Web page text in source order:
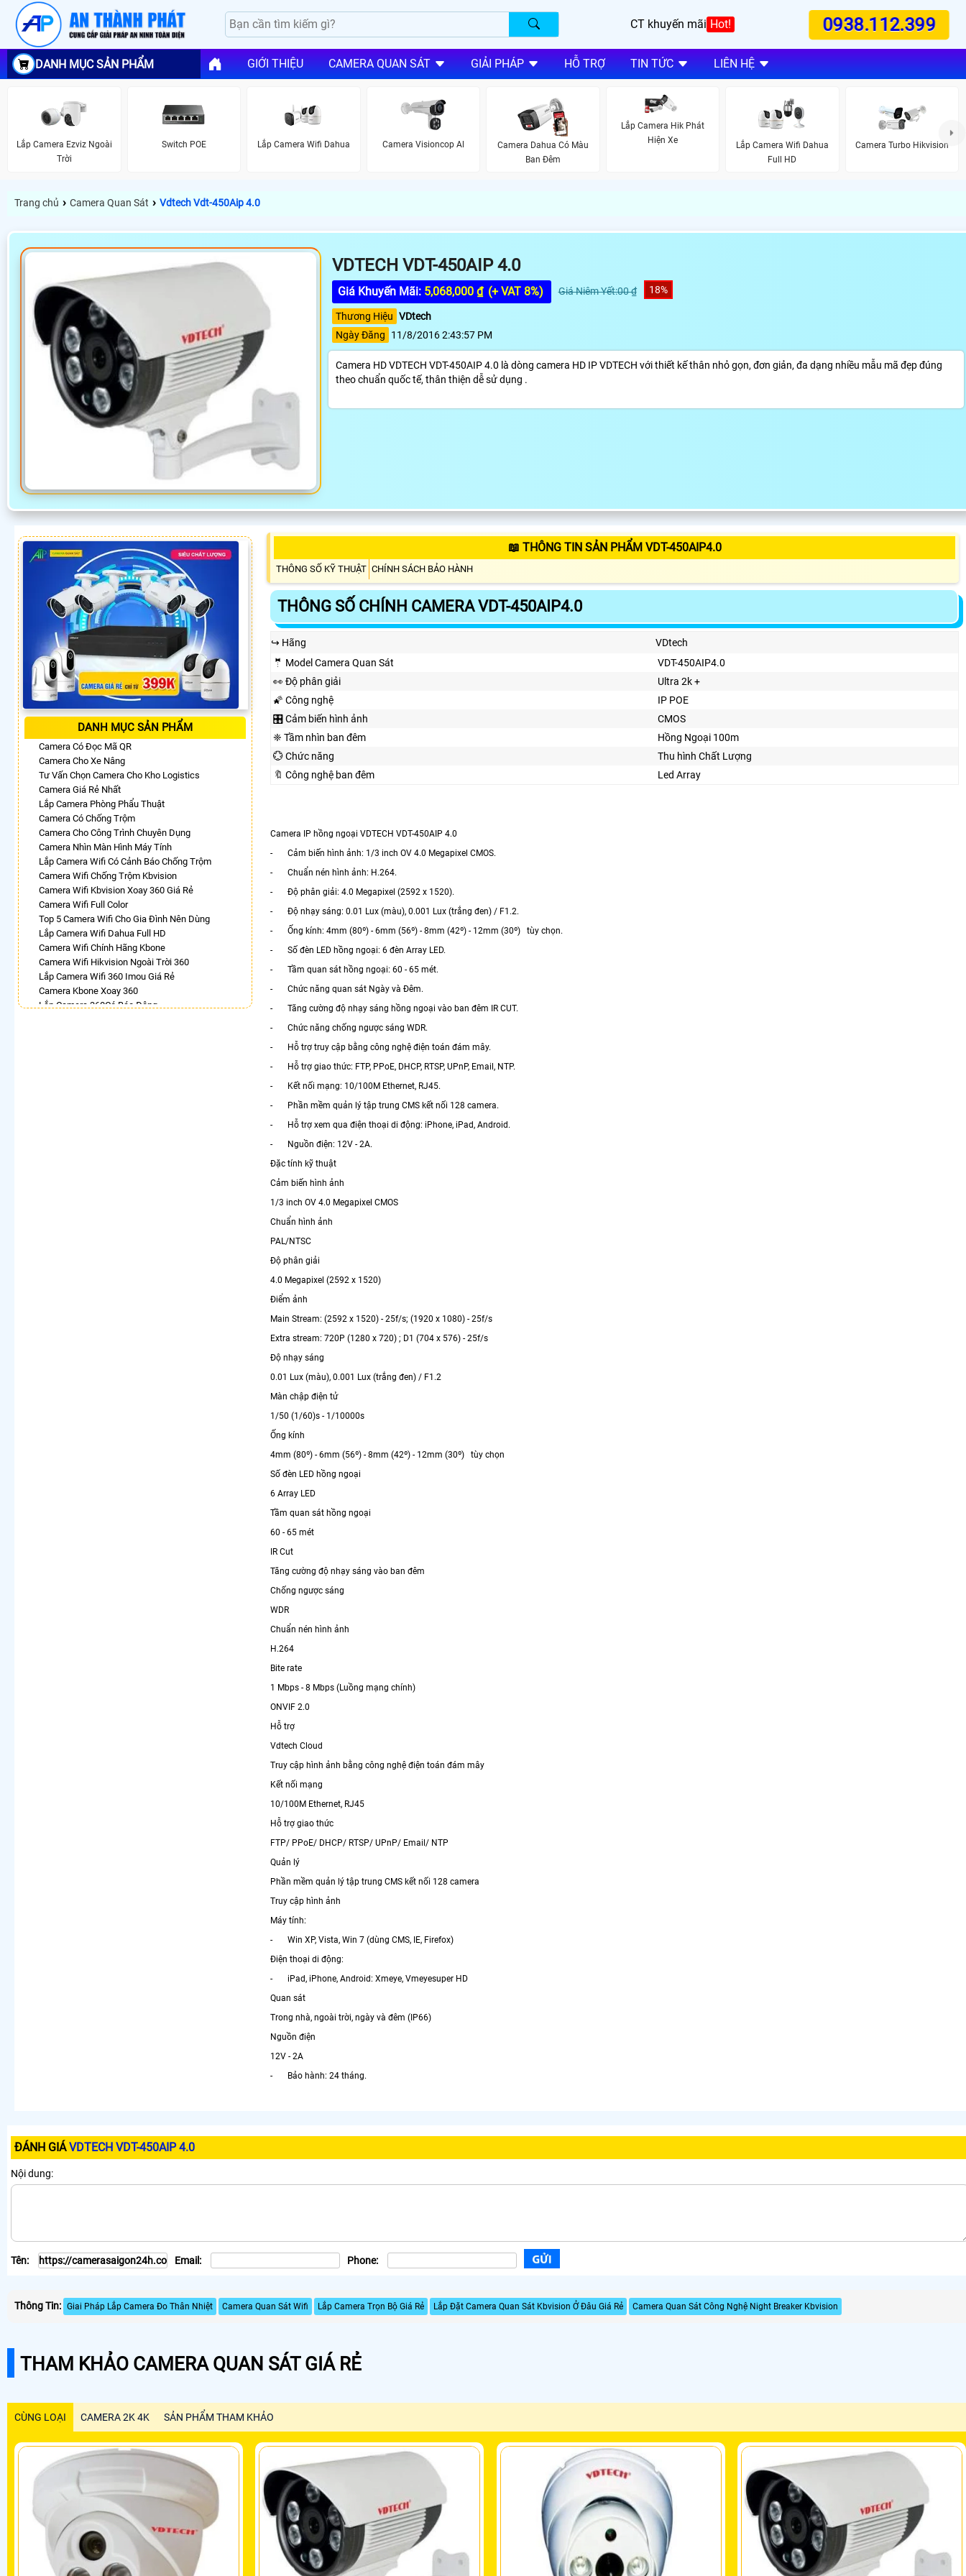
CT khuyến mãi Hot! 0938.112.399
DANH MỤC SẢN PHẨM GIỚI THIỆU CAMERA QUAN SÁT GIẢI PHÁP HỖ TRỢ TIN TỨC LIÊN HỆ
Lắp Camera Ezviz Ngoài
Trời
Switch POE Lắp Camera Wifi Dahua Camera Visioncop Al
Camera Dahua Có Màu
Ban Đêm
Lắp Camera Hik Phát
Hiện Xe
Lắp Camera Wifi Dahua
Full HD
Camera Turbo Hikvision
Trang chủ › Camera Quan Sát › Vdtech Vdt-450Aip 4.0
VDTECH VDT-450AIP 4.0
Giá Khuyến Mãi: 5,068,000 ₫ (+ VAT 8%) Giá Niêm Yết:00 ₫ 18%
Thương Hiệu VDtech
Ngày Đăng
11/8/2016 2:43:57 PM
Camera HD VDTECH VDT-450AIP 4.0 là dòng camera HD IP VDTECH với thiết kế thân nhỏ gọn, đơn giản, đa dạng nhiều mẫu mã đẹp đúng
theo chuẩn quốc tế, thân thiện dễ sử dụng .
DANH MỤC SẢN PHẨM
Camera Có Đọc Mã QR
Camera Cho Xe Nâng
Tư Vấn Chọn Camera Cho Kho Logistics
Camera Giá Rẻ Nhất
Lắp Camera Phòng Phẩu Thuật
Camera Có Chống Trộm
Camera Cho Công Trình Chuyên Dụng
Camera Nhìn Màn Hình Máy Tính
Lắp Camera Wifi Có Cảnh Báo Chống Trộm
Camera Wifi Chống Trộm Kbvision
Camera Wifi Kbvision Xoay 360 Giá Rẻ
Camera Wifi Full Color
Top 5 Camera Wifi Cho Gia Đình Nên Dùng
Lắp Camera Wifi Dahua Full HD
Camera Wifi Chính Hãng Kbone
Camera Wifi Hikvision Ngoài Trời 360
Lắp Camera Wifi 360 Imou Giá Rẻ
Camera Kbone Xoay 360
Lắp Camera 360Có Báo Động
📖 THÔNG TIN SẢN PHẨM VDT-450AIP4.0
THÔNG SỐ KỸ THUẬT CHÍNH SÁCH BẢO HÀNH
THÔNG SỐ CHÍNH CAMERA VDT-450AIP4.0
↪️ Hãng
VDtech
🤵 Model Camera Quan Sát
VDT-450AIP4.0
️👀 Độ phân giải
Ultra 2k +
🌠 Công nghệ
IP POE
🎛 Cảm biến hình ảnh
CMOS
❈ Tầm nhìn ban đêm
Hồng Ngoại 100m
💮 Chức năng
Thu hình Chất Lượng
🔖 Công nghệ ban đêm
Led Array
Camera IP hồng ngoại VDTECH VDT-450AIP 4.0
- Cảm biến hình ảnh: 1/3 inch OV 4.0 Megapixel CMOS.
- Chuẩn nén hình ảnh: H.264.
- Độ phân giải: 4.0 Megapixel (2592 x 1520).
- Độ nhạy sáng: 0.01 Lux (màu), 0.001 Lux (trắng đen) / F1.2.
- Ống kính: 4mm (80º) - 6mm (56º) - 8mm (42º) - 12mm (30º) tùy chọn.
- Số đèn LED hồng ngoại: 6 đèn Array LED.
- Tầm quan sát hồng ngoại: 60 - 65 mét.
- Chức năng quan sát Ngày và Đêm.
- Tăng cường độ nhạy sáng hồng ngoại vào ban đêm IR CUT.
- Chức năng chống ngược sáng WDR.
- Hỗ trợ truy cập bằng công nghệ điện toán đám mây.
- Hỗ trợ giao thức: FTP, PPoE, DHCP, RTSP, UPnP, Email, NTP.
- Kết nối mạng: 10/100M Ethernet, RJ45.
- Phần mềm quản lý tập trung CMS kết nối 128 camera.
- Hỗ trợ xem qua điện thoại di động: iPhone, iPad, Android.
- Nguồn điện: 12V - 2A.
Đặc tính kỹ thuật
Cảm biến hình ảnh
1/3 inch OV 4.0 Megapixel CMOS
Chuẩn hình ảnh
PAL/NTSC
Độ phân giải
4.0 Megapixel (2592 x 1520)
Điểm ảnh
Main Stream: (2592 x 1520) - 25f/s; (1920 x 1080) - 25f/s
Extra stream: 720P (1280 x 720) ; D1 (704 x 576) - 25f/s
Độ nhạy sáng
0.01 Lux (màu), 0.001 Lux (trắng đen) / F1.2
Màn chập điện tử
1/50 (1/60)s - 1/10000s
Ống kính
4mm (80º) - 6mm (56º) - 8mm (42º) - 12mm (30º) tùy chọn
Số đèn LED hồng ngoại
6 Array LED
Tầm quan sát hồng ngoại
60 - 65 mét
IR Cut
Tăng cường độ nhạy sáng vào ban đêm
Chống ngược sáng
WDR
Chuẩn nén hình ảnh
H.264
Bite rate
1 Mbps - 8 Mbps (Luồng mạng chính)
ONVIF 2.0
Hỗ trợ
Vdtech Cloud
Truy cập hình ảnh bằng công nghệ điện toán đám mây
Kết nối mạng
10/100M Ethernet, RJ45
Hỗ trợ giao thức
FTP/ PPoE/ DHCP/ RTSP/ UPnP/ Email/ NTP
Quản lý
Phần mềm quản lý tập trung CMS kết nối 128 camera
Truy cập hình ảnh
Máy tính:
- Win XP, Vista, Win 7 (dùng CMS, IE, Firefox)
Điện thoại di động:
- iPad, iPhone, Android: Xmeye, Vmeyesuper HD
Quan sát
Trong nhà, ngoài trời, ngày và đêm (IP66)
Nguồn điện
12V - 2A
- Bảo hành: 24 tháng.
ĐÁNH GIÁVDTECH VDT-450AIP 4.0
Nội dung:
Tên: Email: Phone:
Thông Tin: Giai Pháp Lắp Camera Đo Thân Nhiệt Camera Quan Sát Wifi Lắp Camera Trọn Bộ Giá Rẻ Lắp Đặt Camera Quan Sát Kbvision Ở Đâu Giá Rẻ Camera Quan Sát Công Nghệ Night Breaker Kbvision
THAM KHẢO CAMERA QUAN SÁT GIÁ RẺ
CÙNG LOẠI CAMERA 2K 4K SẢN PHẨM THAM KHẢO